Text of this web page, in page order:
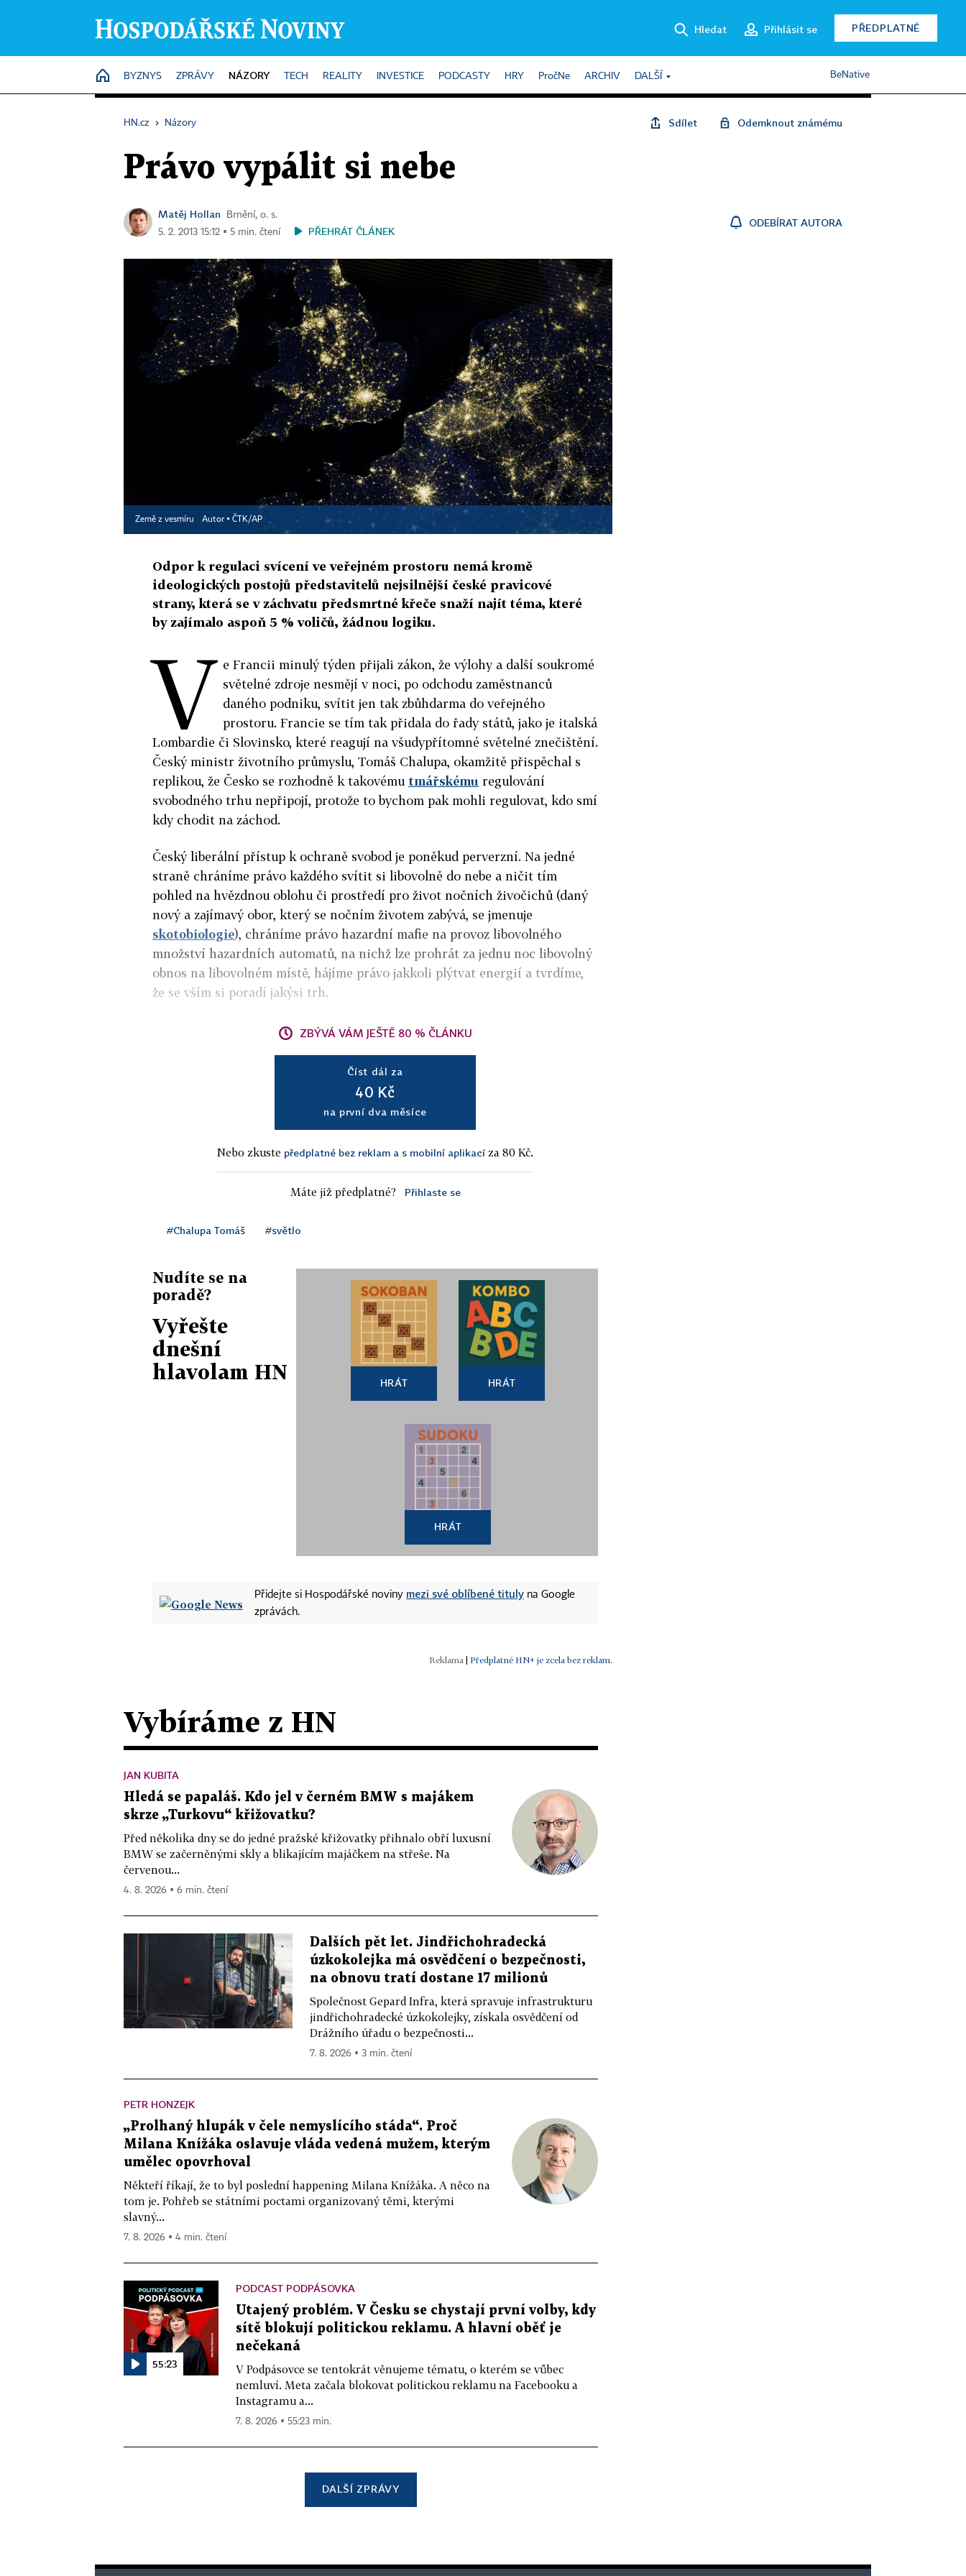
Hledat Přihlásit se PŘEDPLATNÉ
HOME
BYZNYS ZPRÁVY NÁZORY TECH REALITY INVESTICE PODCASTY HRY PročNe ARCHIV DALŠÍ BeNative
HN.cz › Názory Sdílet Odemknout známému
Právo vypálit si nebe
Matěj Hollan
Brnění, o. s.
5. 2. 2013 15:12 ▪ 5 min. čtení
PŘEHRÁT ČLÁNEK
ODEBÍRAT AUTORA
Země z vesmíru Autor ▪ ČTK/AP
Odpor k regulaci svícení ve veřejném prostoru nemá kromě
ideologických postojů představitelů nejsilnější české pravicové
strany, která se v záchvatu předsmrtné křeče snaží najít téma, které
by zajímalo aspoň 5 % voličů, žádnou logiku.
V e Francii minulý týden přijali zákon, že výlohy a další soukromé
světelné zdroje nesmějí v noci, po odchodu zaměstnanců
daného podniku, svítit jen tak zbůhdarma do veřejného
prostoru. Francie se tím tak přidala do řady států, jako je italská
Lombardie či Slovinsko, které reagují na všudypřítomné světelné znečištění.
Český ministr životního průmyslu, Tomáš Chalupa, okamžitě přispěchal s
replikou, že Česko se rozhodně k takovému tmářskému regulování
svobodného trhu nepřipojí, protože to bychom pak mohli regulovat, kdo smí
kdy chodit na záchod.
Český liberální přístup k ochraně svobod je poněkud perverzní. Na jedné
straně chráníme právo každého svítit si libovolně do nebe a ničit tím
pohled na hvězdnou oblohu či prostředí pro život nočních živočichů (daný
nový a zajímavý obor, který se nočním životem zabývá, se jmenuje
skotobiologie), chráníme právo hazardní mafie na provoz libovolného
množství hazardních automatů, na nichž lze prohrát za jednu noc libovolný
obnos na libovolném místě, hájíme právo jakkoli plýtvat energií a tvrdíme,
že se vším si poradí jakýsi trh.
ZBÝVÁ VÁM JEŠTĚ 80 % ČLÁNKU
Číst dál za
40 Kč
na první dva měsíce
Nebo zkuste předplatné bez reklam a s mobilní aplikací za 80 Kč.
Máte již předplatné? Přihlaste se
#Chalupa Tomáš #světlo
Nudíte se na
poradě?
Vyřešte
dnešní
hlavolam HN
HRÁT HRÁT
HRÁT
Přidejte si Hospodářské noviny mezi své oblíbené tituly na Google
zprávách.
| Předplatné HN+ je zcela bez reklam.
Vybíráme z HN
JAN KUBITA
Hledá se papaláš. Kdo jel v černém BMW s majákem
skrze „Turkovu“ křižovatku?
Před několika dny se do jedné pražské křižovatky přihnalo obří luxusní
BMW se začerněnými skly a blikajícím majáčkem na střeše. Na
červenou...
4. 8. 2026 ▪ 6 min. čtení
Dalších pět let. Jindřichohradecká
úzkokolejka má osvědčení o bezpečnosti,
na obnovu tratí dostane 17 milionů
Společnost Gepard Infra, která spravuje infrastrukturu
jindřichohradecké úzkokolejky, získala osvědčení od
Drážního úřadu o bezpečnosti...
7. 8. 2026 ▪ 3 min. čtení
PETR HONZEJK
„Prolhaný hlupák v čele nemyslícího stáda“. Proč
Milana Knížáka oslavuje vláda vedená mužem, kterým
umělec opovrhoval
Někteří říkají, že to byl poslední happening Milana Knížáka. A něco na
tom je. Pohřeb se státními poctami organizovaný těmi, kterými
slavný...
7. 8. 2026 ▪ 4 min. čtení
55:23
PODCAST PODPÁSOVKA
Utajený problém. V Česku se chystají první volby, kdy
sítě blokují politickou reklamu. A hlavní oběť je
nečekaná
V Podpásovce se tentokrát věnujeme tématu, o kterém se vůbec
nemluví. Meta začala blokovat politickou reklamu na Facebooku a
Instagramu a...
7. 8. 2026 ▪ 55:23 min.
DALŠÍ ZPRÁVY